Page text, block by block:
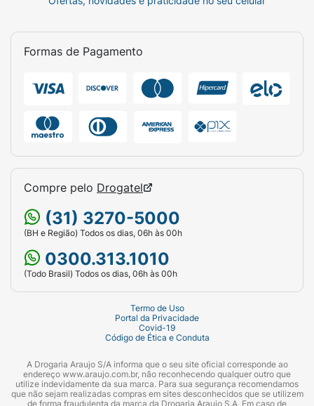
Formas de Pagamento
Compre pelo Drogatel
(31) 3270-5000
(BH e Região) Todos os dias, 06h às 00h
0300.313.1010
(Todo Brasil) Todos os dias, 06h às 00h
Termo de Uso
Portal da Privacidade
Covid-19
Código de Ética e Conduta
A Drogaria Araujo S/A informa que o seu site oficial corresponde ao
endereço www.araujo.com.br, não reconhecendo qualquer outro que
utilize indevidamente da sua marca. Para sua segurança recomendamos
que não sejam realizadas compras em sites desconhecidos que se utilizem
de forma fraudulenta da marca da Drogaria Araujo S.A. Em caso de